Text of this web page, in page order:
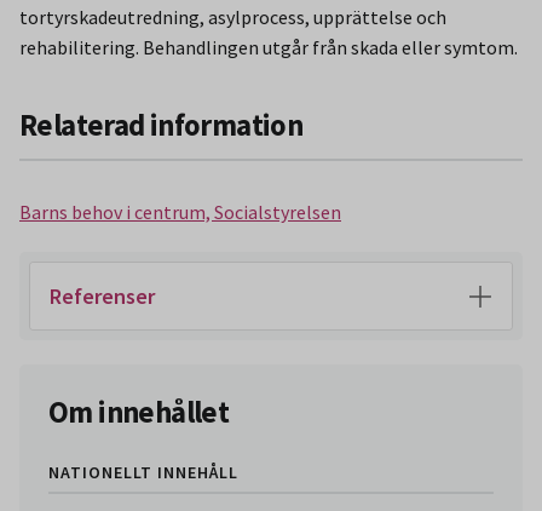
tortyrskadeutredning, asylprocess, upprättelse och
rehabilitering. Behandlingen utgår från skada eller symtom.
Relaterad information
Barns behov i centrum, Socialstyrelsen
Referenser
Om innehållet
NATIONELLT INNEHÅLL